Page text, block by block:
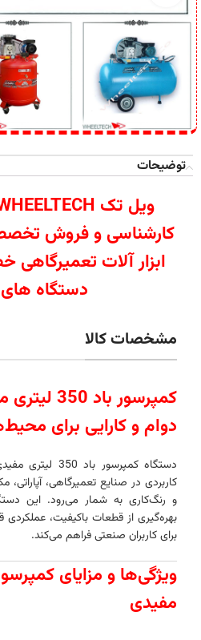
توضیحات
کارشناسی و فروش
ابزار آلات تعمیرگاهی
دستگاه
مشخصات کالا
کمپرسور
دوام و کارایی برای
دستگاه کمپرسور
کاربردی در صنایع تعمیرگاهی،
و رنگ‌کاری به شمار می‌رود. این
بهره‌گیری از قطعات باکیفیت، عملکردی
برای کاربران صنعتی فراهم می‌کند.
مفیدی